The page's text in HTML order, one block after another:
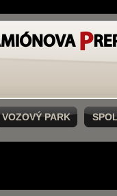
VOZOVÝ PARK